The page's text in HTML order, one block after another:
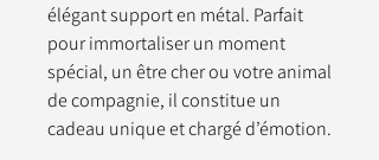
élégant support en métal. Parfait
pour immortaliser un moment
spécial, un être cher ou votre animal
de compagnie, il constitue un
cadeau unique et chargé d’émotion.